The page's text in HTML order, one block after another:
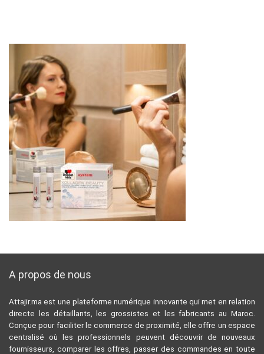
A propos de nous
Attajir.ma est une plateforme numérique innovante qui met en relation
directe les détaillants, les grossistes et les fabricants au Maroc.
Conçue pour faciliter le commerce de proximité, elle offre un espace
centralisé où les professionnels peuvent découvrir de nouveaux
fournisseurs, comparer les offres, passer des commandes en toute